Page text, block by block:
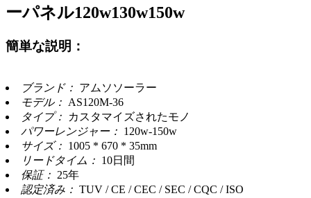
ーパネル120w130w150w
簡単な説明：
ブランド： アムソソーラー
モデル： AS120M-36
タイプ：
カスタマイズされたモノ
パワーレンジャー： 120w-150w
サイズ： 1005 * 670 * 35mm
リードタイム： 10日間
保証： 25年
認定済み： TUV / CE / CEC / SEC / CQC / ISO